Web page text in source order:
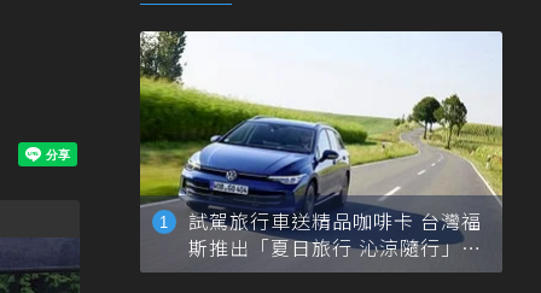
試駕旅行車送精品咖啡卡 台灣福
斯推出「夏日旅行 沁涼隨行」活
動